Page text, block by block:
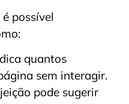
possível
quantos
sem interagir.
pode sugerir